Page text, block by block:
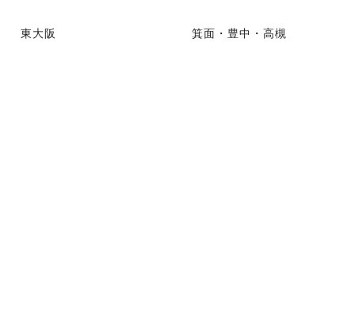
東大阪 箕面・豊中・高槻